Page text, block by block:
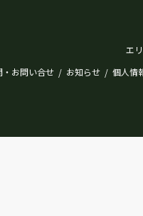
エ
・お問い合せ / お知らせ / 個人情